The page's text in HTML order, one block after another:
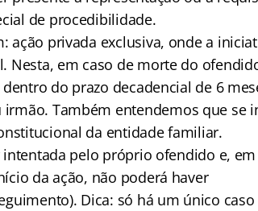
de procedibilidade.
ação privada exclusiva, onde a
Nesta, em caso de morte do
do prazo decadencial de 6
Também entendemos que se
da entidade familiar.
pelo próprio ofendido e, em
da ação, não poderá haver
Dica: só há um único caso